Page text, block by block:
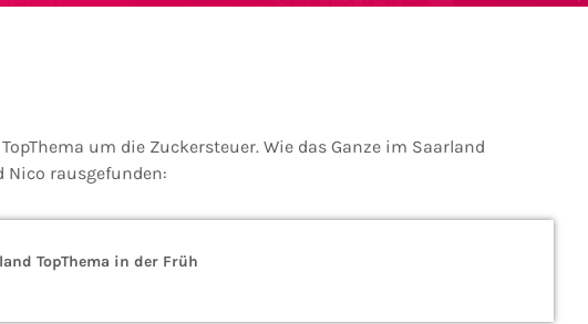
um die Zuckersteuer. Wie das Ganze im Saarland
Nico rausgefunden:
TopThema in der Früh